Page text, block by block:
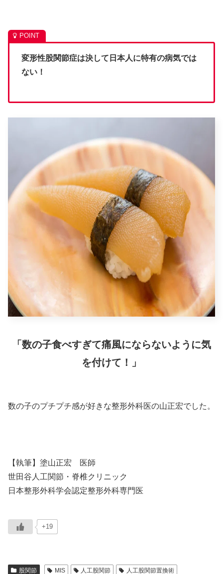
変形性股関節症は決して日本人に特有の病気では
ない！
「数の子食べすぎて痛風にならないように気
を付けて！」
数の子のプチプチ感が好きな整形外科医の山正宏でした。
【執筆】塗山正宏 医師
世田谷人工関節・脊椎クリニック
日本整形外科学会認定整形外科専門医
+19
股関節 MIS 人工股関節 人工股関節置換術